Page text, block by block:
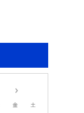
金 土